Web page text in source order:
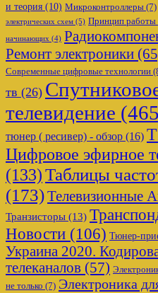
и теория (10) Микроконтроллеры (7)
электрических схем (5) Принцип работы
начинающих (4)
Ремонт электроники
Современные цифровые технологии
тв (26)
телевидение
тюнер ( ресивер) - обзор (16)
Цифровое эфирное
(133)Таблицы
(173)Телевизионные
Транзисторы (13)
Новости (106) Тюнер-
Украина 2020.
телеканалов (57)
не только (7) Электроника